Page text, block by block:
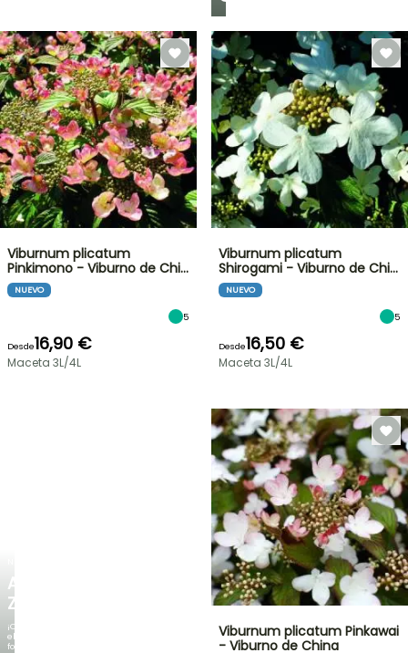
AGAPANTHUS
ZAMBEZI
¡Cuando
el
follaje
Viburnum plicatum
Pinkimono - Viburno de Chi…
NUEVO
5
Desde16,90 €
Maceta 3L/4L
Viburnum plicatum
Shirogami - Viburno de Chi…
NUEVO
5
Desde16,50 €
Maceta 3L/4L
Viburnum plicatum Pinkawai
- Viburno de China